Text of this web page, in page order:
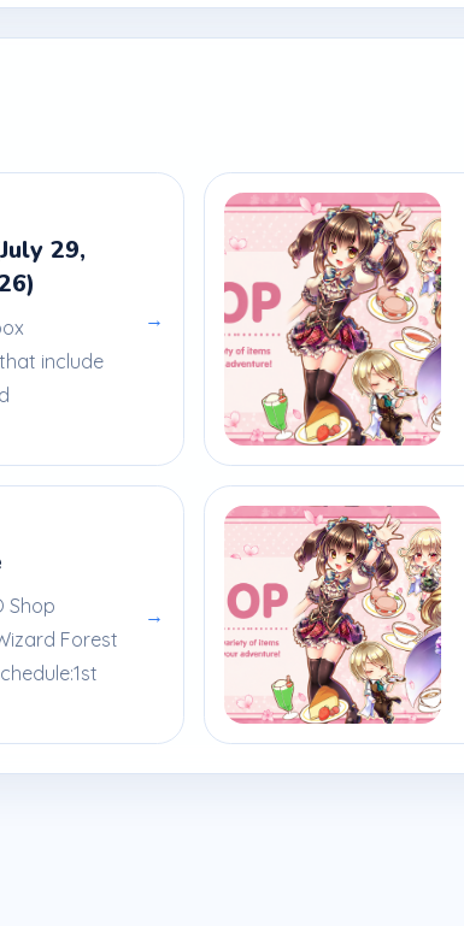
29,
include
→
Shop
Forest
→